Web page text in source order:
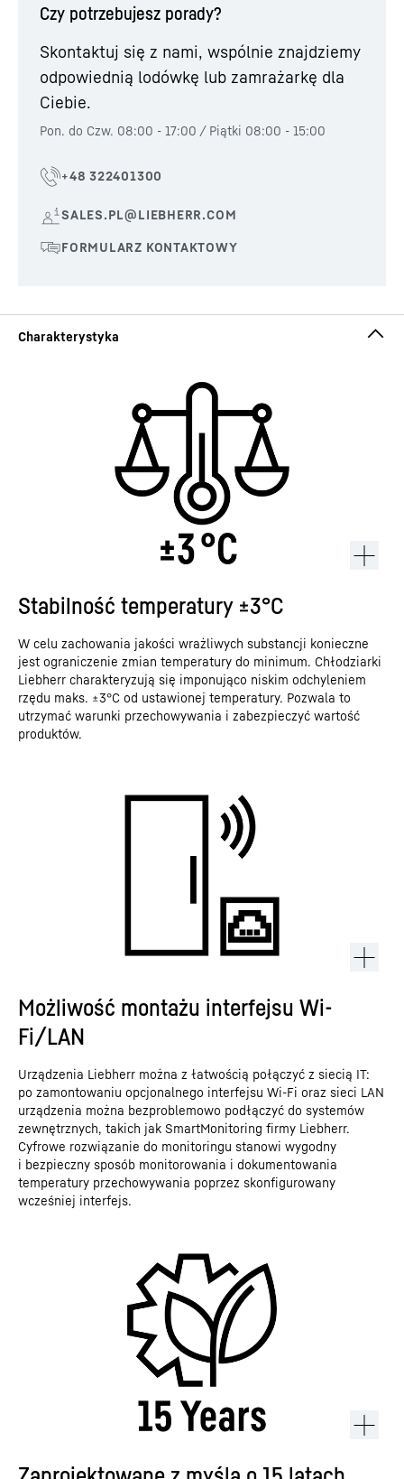
Czy potrzebujesz porady?
Skontaktuj się z nami, wspólnie znajdziemy
odpowiednią lodówkę lub zamrażarkę dla
Ciebie.
Pon. do Czw. 08:00 - 17:00 / Piątki 08:00 - 15:00
Stabilność temperatury ±3°C
W celu zachowania jakości wrażliwych substancji konieczne
jest ograniczenie zmian temperatury do minimum. Chłodziarki
Liebherr charakteryzują się imponująco niskim odchyleniem
rzędu maks. ±3°C od ustawionej temperatury. Pozwala to
utrzymać warunki przechowywania i zabezpieczyć wartość
produktów.
Możliwość montażu interfejsu Wi-
Fi/LAN
Urządzenia Liebherr można z łatwością połączyć z siecią IT:
po zamontowaniu opcjonalnego interfejsu Wi-Fi oraz sieci LAN
urządzenia można bezproblemowo podłączyć do systemów
zewnętrznych, takich jak SmartMonitoring firmy Liebherr.
Cyfrowe rozwiązanie do monitoringu stanowi wygodny
i bezpieczny sposób monitorowania i dokumentowania
temperatury przechowywania poprzez skonfigurowany
wcześniej interfejs.